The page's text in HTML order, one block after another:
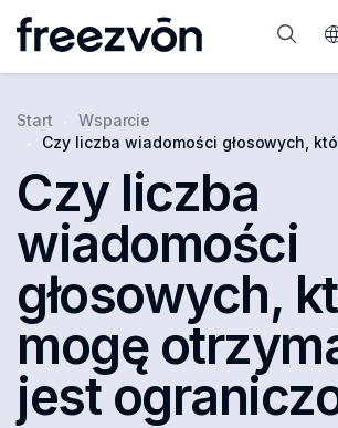
Start
Wsparcie
Czy liczba wiadomości głosowych, które mogę
Czy liczba
wiadomości
głosowych,
mogę
jest